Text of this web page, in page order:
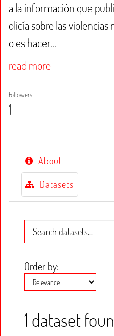
a la información que
olicía sobre las
o es hacer...
read more
Followers
1
About
Datasets
Order by
1 dataset